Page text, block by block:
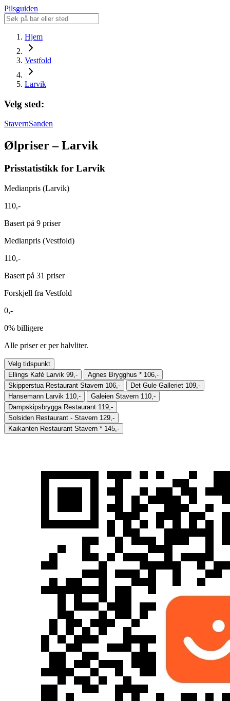
Pilsguiden
Hjem
Vestfold
Larvik
Velg sted:
StavernSanden
Ølpriser – Larvik
Prisstatistikk for Larvik
Medianpris (Larvik)
110,-
Basert på 9 priser
Medianpris (Vestfold)
110,-
Basert på 31 priser
Forskjell fra Vestfold
0,-
0% billigere
Alle priser er per halvliter.
Velg tidspunkt
Ellings Kafé Larvik 99,- Agnes Brygghus * 106,-
Skipperstua Restaurant Stavern 106,- Det Gule Galleriet 109,-
Hansemann Larvik 110,- Galeien Stavern 110,-
Dampskipsbrygga Restaurant 119,-
Solsiden Restaurant - Stavern 129,-
Kaikanten Restaurant Stavern * 145,-